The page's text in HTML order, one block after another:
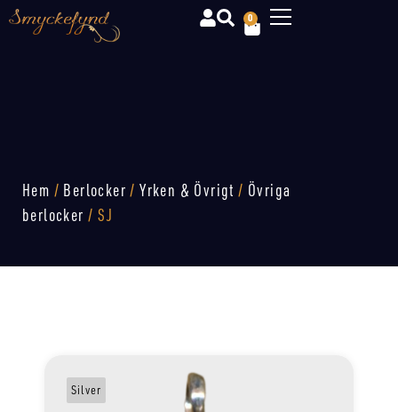
0
Hem / Berlocker /Yrken & Övrigt / Övriga
berlocker / SJ
Silver